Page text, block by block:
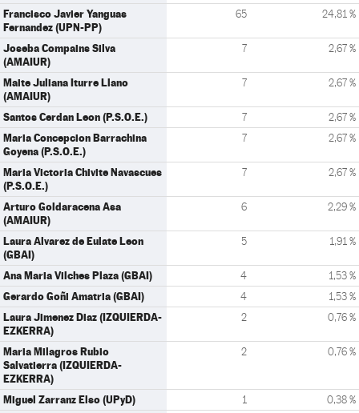
Francisco Javier Yanguas
Fernandez (UPN-PP)
65 24,81 %
Joseba Compains Silva
(AMAIUR)
7 2,67 %
Maite Juliana Iturre Llano
(AMAIUR)
7 2,67 %
Santos Cerdan Leon (P.S.O.E.) 7 2,67 %
Maria Concepcion Barrachina
Goyena (P.S.O.E.)
7 2,67 %
Maria Victoria Chivite Navascues
(P.S.O.E.)
7 2,67 %
Arturo Goldaracena Asa
(AMAIUR)
6 2,29 %
Laura Alvarez de Eulate Leon
(GBAI)
5 1,91 %
Ana Maria Vilches Plaza (GBAI) 4 1,53 %
Gerardo Goñi Amatria (GBAI) 4 1,53 %
Laura Jimenez Diaz (IZQUIERDA-
EZKERRA)
2 0,76 %
Maria Milagros Rubio
Salvatierra (IZQUIERDA-
EZKERRA)
2 0,76 %
Miguel Zarranz Elso (UPyD) 1 0,38 %